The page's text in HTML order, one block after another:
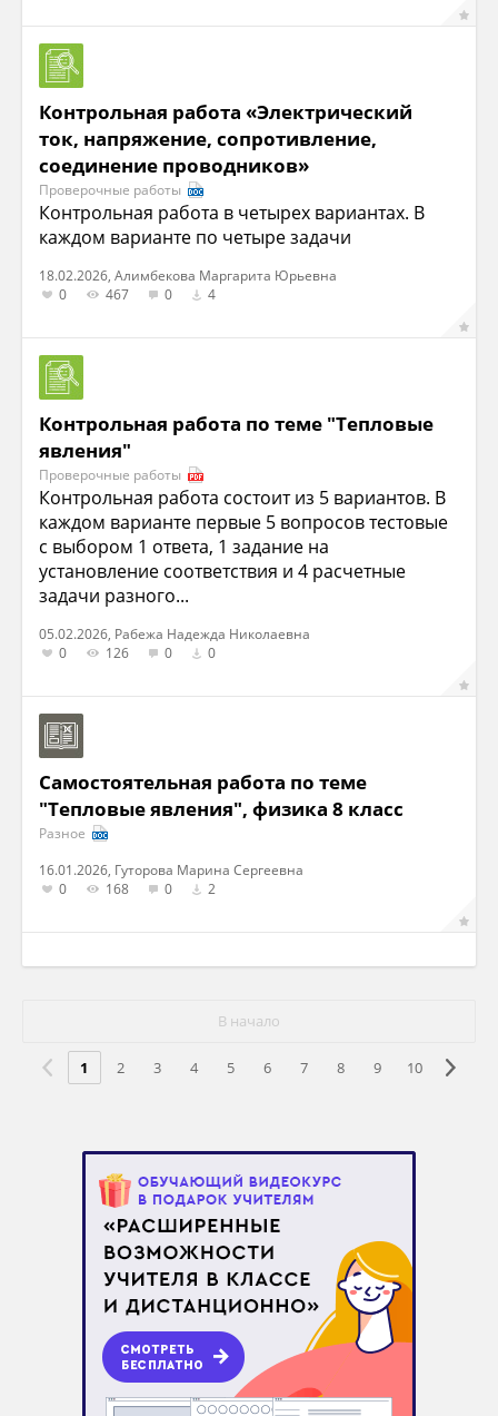
Контрольная работа «Электрический
ток, напряжение, сопротивление,
соединение проводников»
Проверочные работы
Контрольная работа в четырех вариантах. В
каждом варианте по четыре задачи
18.02.2026, Алимбекова Маргарита Юрьевна
0
467 0 4
Контрольная работа по теме "Тепловые
явления"
Проверочные работы
Контрольная работа состоит из 5 вариантов. В
каждом варианте первые 5 вопросов тестовые
с выбором 1 ответа, 1 задание на
установление соответствия и 4 расчетные
задачи разного...
05.02.2026, Рабежа Надежда Николаевна
0
126 0 0
Самостоятельная работа по теме
"Тепловые явления", физика 8 класс
Разное
16.01.2026, Гуторова Марина Сергеевна
0
168 0 2
В начало
1 2 3 4 5 6 7 8 9 10